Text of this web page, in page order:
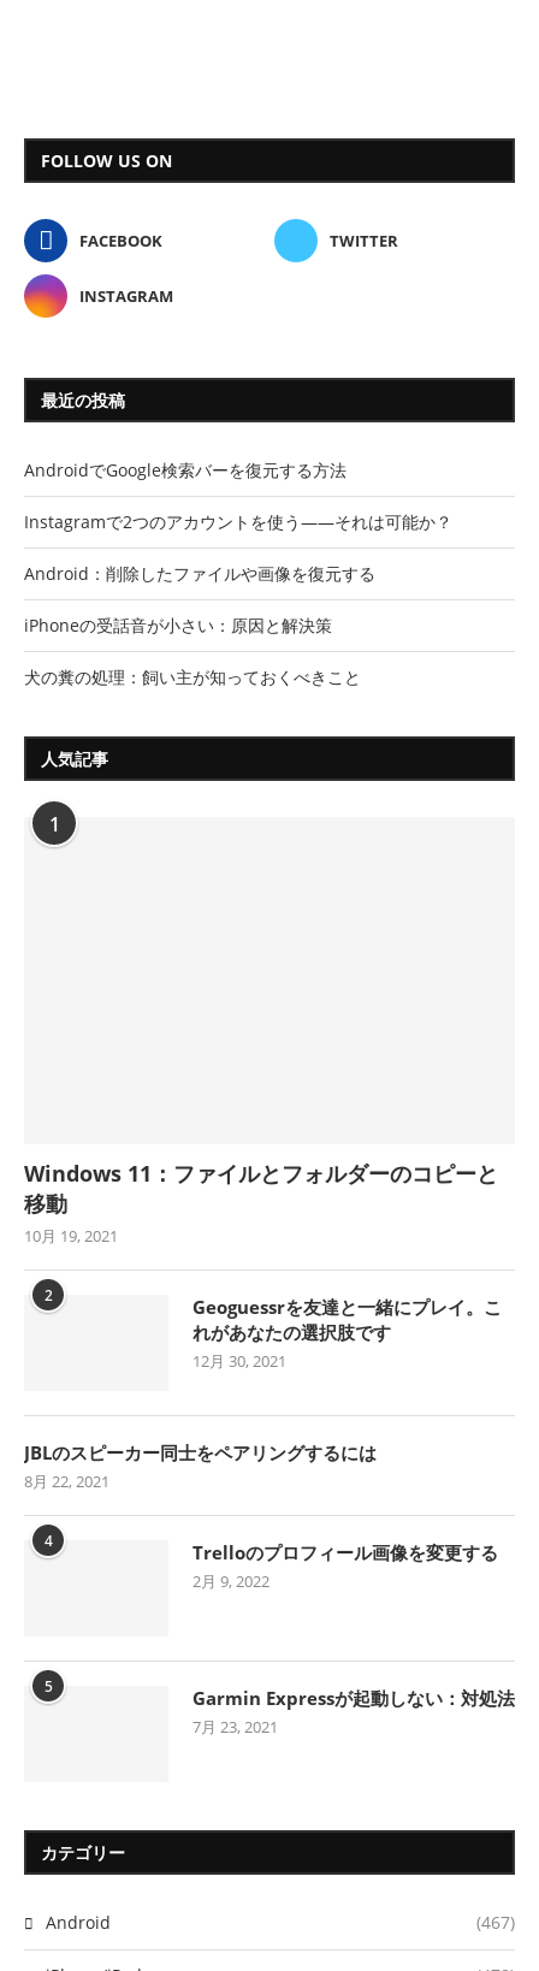
FOLLOW US ON
FACEBOOK TWITTER
INSTAGRAM
最近の投稿
AndroidでGoogle検索バーを復元する方法
Instagramで2つのアカウントを使う――それは可能か？
Android：削除したファイルや画像を復元する
iPhoneの受話音が小さい：原因と解決策
犬の糞の処理：飼い主が知っておくべきこと
人気記事
1
Windows 11：ファイルとフォルダーのコピーと
移動
10月 19, 2021
2
Geoguessrを友達と一緒にプレイ。こ
れがあなたの選択肢です
12月 30, 2021
JBLのスピーカー同士をペアリングするには
8月 22, 2021
4 Trelloのプロフィール画像を変更する
2月 9, 2022
5 Garmin Expressが起動しない：対処法
7月 23, 2021
カテゴリー
Android (467)